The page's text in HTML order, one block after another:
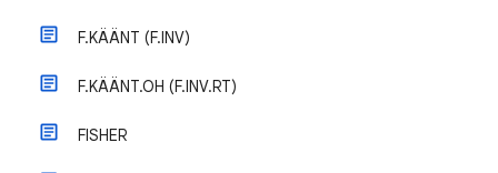
F.KÄÄNT (F.INV)
F.KÄÄNT.OH (F.INV.RT)
FISHER